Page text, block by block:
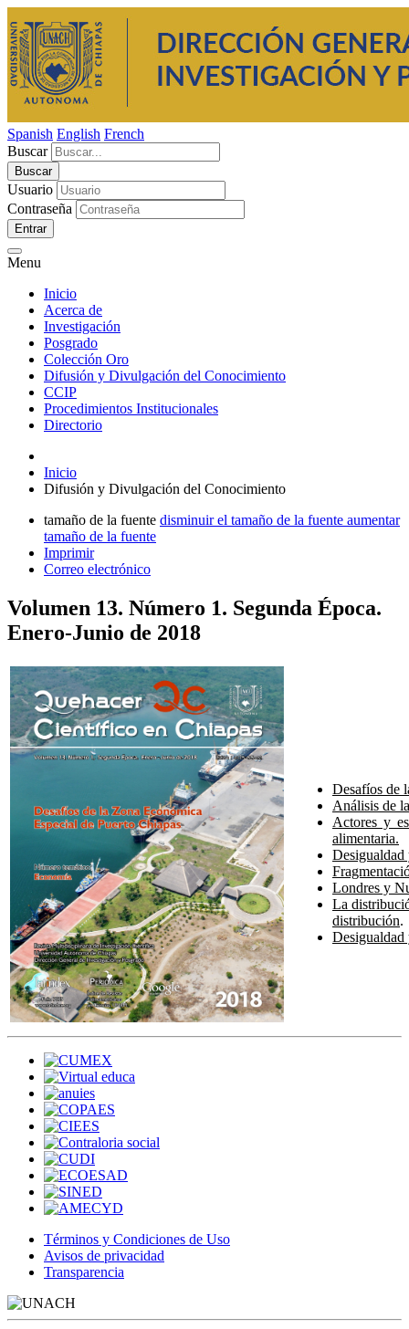
Spanish English French
Buscar
Usuario
Contraseña
Entrar
Menu
Inicio
Acerca de
Investigación
Posgrado
Colección Oro
Difusión y Divulgación del Conocimiento
CCIP
Procedimientos Institucionales
Directorio
Inicio
Difusión y Divulgación del Conocimiento
tamaño de la fuente disminuir el tamaño de la fuente aumentar
tamaño de la fuente
Imprimir
Correo electrónico
Volumen 13. Número 1. Segunda Época.
Enero-Junio de 2018
Desafíos de
Análisis de
Actores y
alimentaria.
Desigualdad
Londres y
La
distribución.
Términos y Condiciones de Uso
Avisos de privacidad
Transparencia